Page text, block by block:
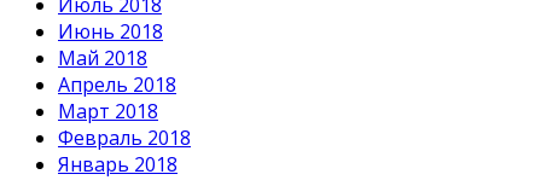
Июль 2018
Июнь 2018
Май 2018
Апрель 2018
Март 2018
Февраль 2018
Январь 2018